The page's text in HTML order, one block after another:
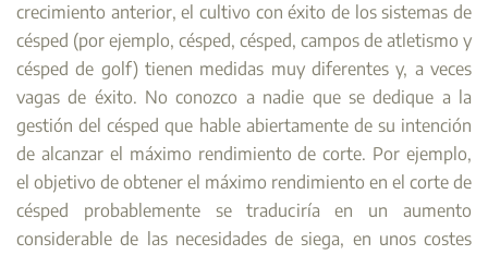
crecimiento anterior, el cultivo con éxito de los sistemas de
césped (por ejemplo, césped, césped, campos de atletismo y
césped de golf) tienen medidas muy diferentes y, a veces
vagas de éxito. No conozco a nadie que se dedique a la
gestión del césped que hable abiertamente de su intención
de alcanzar el máximo rendimiento de corte. Por ejemplo,
el objetivo de obtener el máximo rendimiento en el corte de
césped probablemente se traduciría en un aumento
considerable de las necesidades de siega, en unos costes